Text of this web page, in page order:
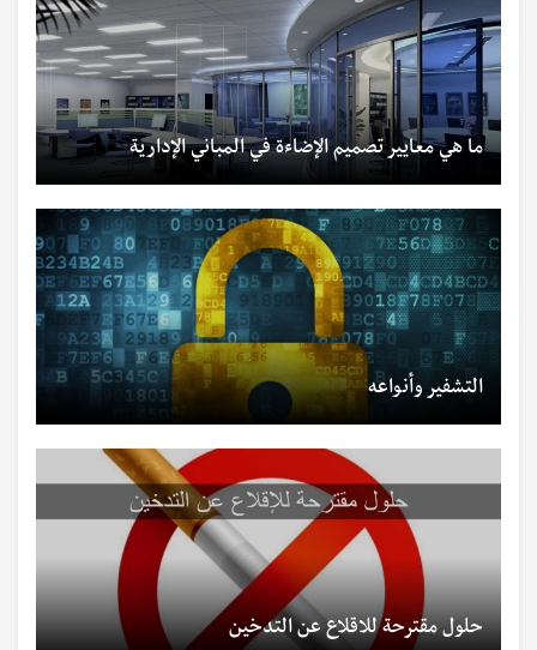
ما هي معايير تصميم الإضاءة في المباني الإدارية
التشفير وأنواعه
حلول مقترحة للاقلاع عن التدخين